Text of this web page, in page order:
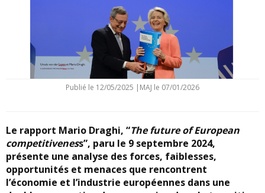
Publié le 12/05/2025 | MAJ le 07/01/2026
Le rapport Mario Draghi, “The future of European
competitiveness”, paru le 9 septembre 2024,
présente une analyse des forces, faiblesses,
opportunités et menaces que rencontrent
l’économie et l’industrie européennes dans une